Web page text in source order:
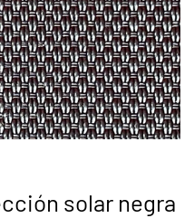
solar negra